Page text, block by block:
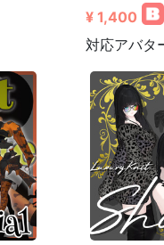
¥ 1,400
対応アバタ